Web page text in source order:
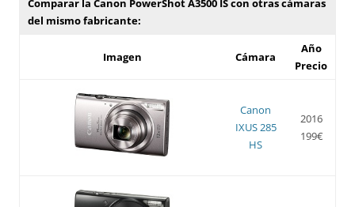
Comparar la Canon PowerShot A3500 IS con otras cámaras
del mismo fabricante:
Imagen Cámara
Año
Precio
Canon
IXUS 285
HS
2016
199€